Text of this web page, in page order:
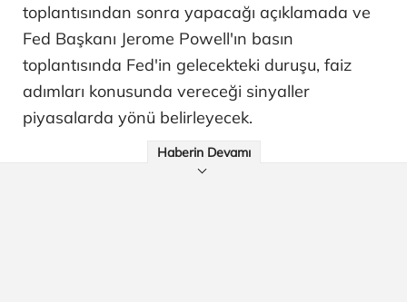
toplantısından sonra yapacağı açıklamada ve
Fed Başkanı Jerome Powell'ın basın
toplantısında Fed'in gelecekteki duruşu, faiz
adımları konusunda vereceği sinyaller
piyasalarda yönü belirleyecek.
Haberin Devamı